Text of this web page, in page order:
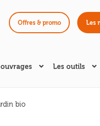
Offres & promo Les
Les outils
bio